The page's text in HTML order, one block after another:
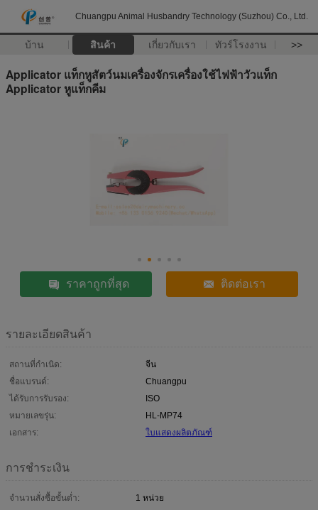
Chuangpu Animal Husbandry Technology (Suzhou) Co., Ltd.
บ้าน สินค้า เกี่ยวกับเรา ทัวร์โรงงาน >>
Applicator แท็กหูสัตว์นมเครื่องจักรเครื่องใช้ไฟฟ้าวัวแท็ก
Applicator หูแท็กคีม
ราคาถูกที่สุด ติดต่อเรา
รายละเอียดสินค้า
สถานที่กำเนิด:
จีน
ชื่อแบรนด์:
Chuangpu
ได้รับการรับรอง:
ISO
หมายเลขรุ่น:
HL-MP74
เอกสาร:
ใบแสดงผลิตภัณฑ์
การชำระเงิน
จำนวนสั่งซื้อขั้นต่ำ:
1 หน่วย